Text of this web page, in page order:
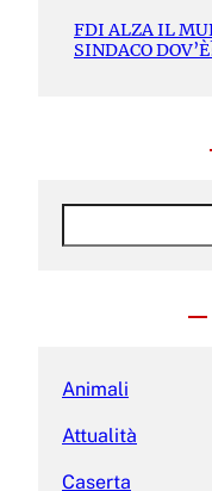
FDI ALZA IL
SINDACO
S
Animali
Attualità
Caserta